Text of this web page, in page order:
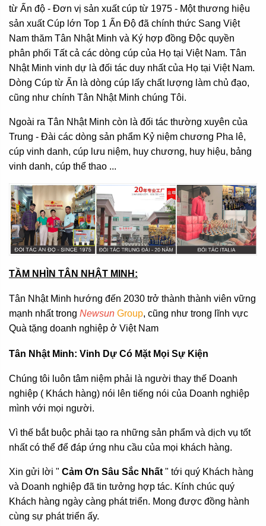
từ Ấn độ - Đơn vị sản xuất cúp từ 1975 - Một thương hiệu
sản xuất Cúp lớn Top 1 Ấn Độ đã chính thức Sang Việt
Nam thăm Tân Nhật Minh và Ký hợp đồng Độc quyền
phân phối Tất cả các dòng cúp của Họ tại Việt Nam. Tân
Nhật Minh vinh dự là đối tác duy nhất của Họ tại Việt Nam.
Dòng Cúp từ Ấn là dòng cúp lấy chất lượng làm chủ đạo,
cũng như chính Tân Nhật Minh chúng Tôi.
Ngoài ra Tân Nhật Minh còn là đối tác thường xuyên của
Trung - Đài các dòng sản phẩm Kỷ niệm chương Pha lê,
cúp vinh danh, cúp lưu niệm, huy chương, huy hiệu, bảng
vinh danh, cúp thể thao ...
TẦM NHÌN TÂN NHẬT MINH :
Tân Nhật Minh hướng đến 2030 trở thành thành viên vững
mạnh nhất trong Newsun Group, cũng như trong lĩnh vực
Quà tặng doanh nghiệp ở Việt Nam
Tân Nhật Minh: Vinh Dự Có Mặt Mọi Sự Kiện
Chúng tôi luôn tâm niệm phải là người thay thế Doanh
nghiệp ( Khách hàng) nói lên tiếng nói của Doanh nghiệp
mình với mọi người.
Vì thế bắt buộc phải tạo ra những sản phẩm và dịch vụ tốt
nhất có thể để đáp ứng nhu cầu của mọi khách hàng.
Xin gửi lời " Cảm Ơn Sâu Sắc Nhất" tới quý Khách hàng
và Doanh nghiệp đã tin tưởng hợp tác. Kính chúc quý
Khách hàng ngày càng phát triển. Mong được đồng hành
cùng sự phát triển ấy.